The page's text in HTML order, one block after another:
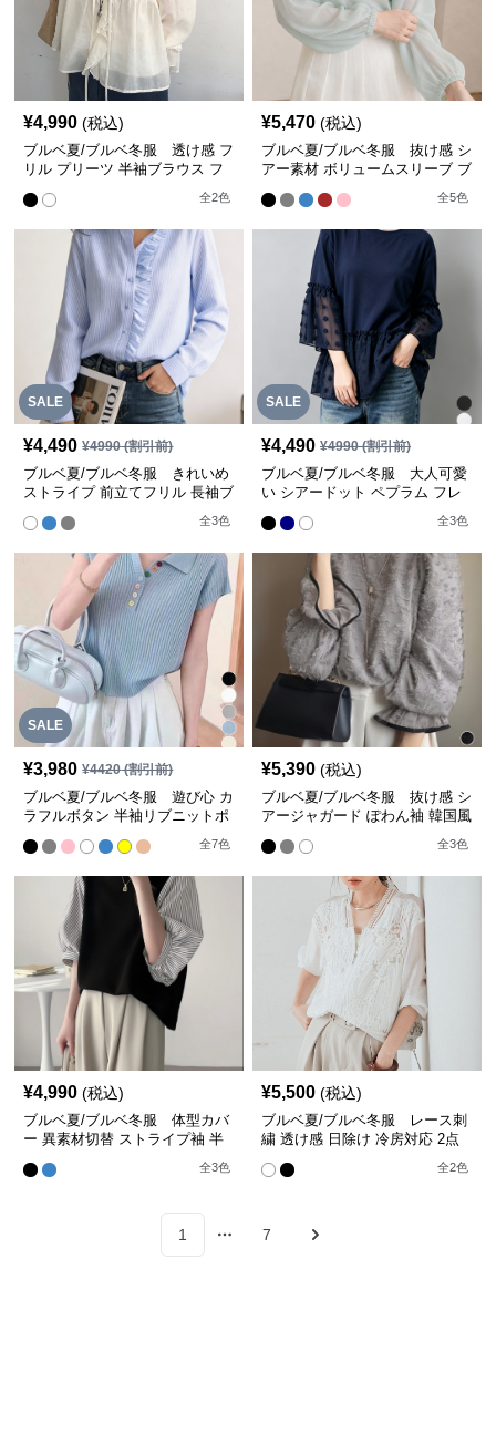
¥4,990 (税込)
ブルベ夏/ブルベ冬服 透け感 フ
リル プリーツ 半袖ブラウス フ
全2色
¥5,470 (税込)
ブルベ夏/ブルベ冬服 抜け感 シ
アー素材 ボリュームスリーブ ブ
全5色
SALE
¥4,490 ¥4990(割引前)
ブルベ夏/ブルベ冬服 きれいめ
ストライプ 前立てフリル 長袖ブ
全3色
SALE
¥4,490 ¥4990(割引前)
ブルベ夏/ブルベ冬服 大人可愛
い シアードット ペプラム フレ
全3色
SALE
¥3,980 ¥4420(割引前)
ブルベ夏/ブルベ冬服 遊び心 カ
ラフルボタン 半袖リブニットポ
全7色
¥5,390 (税込)
ブルベ夏/ブルベ冬服 抜け感 シ
アージャガード ぽわん袖 韓国風
全3色
¥4,990 (税込)
ブルベ夏/ブルベ冬服 体型カバ
ー 異素材切替 ストライプ袖 半
全3色
¥5,500 (税込)
ブルベ夏/ブルベ冬服 レース刺
繍 透け感 日除け 冷房対応 2点
全2色
1
More pages
7